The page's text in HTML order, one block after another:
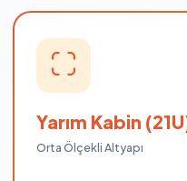
Yarım Kabin
Orta Ölçekli Altyapı